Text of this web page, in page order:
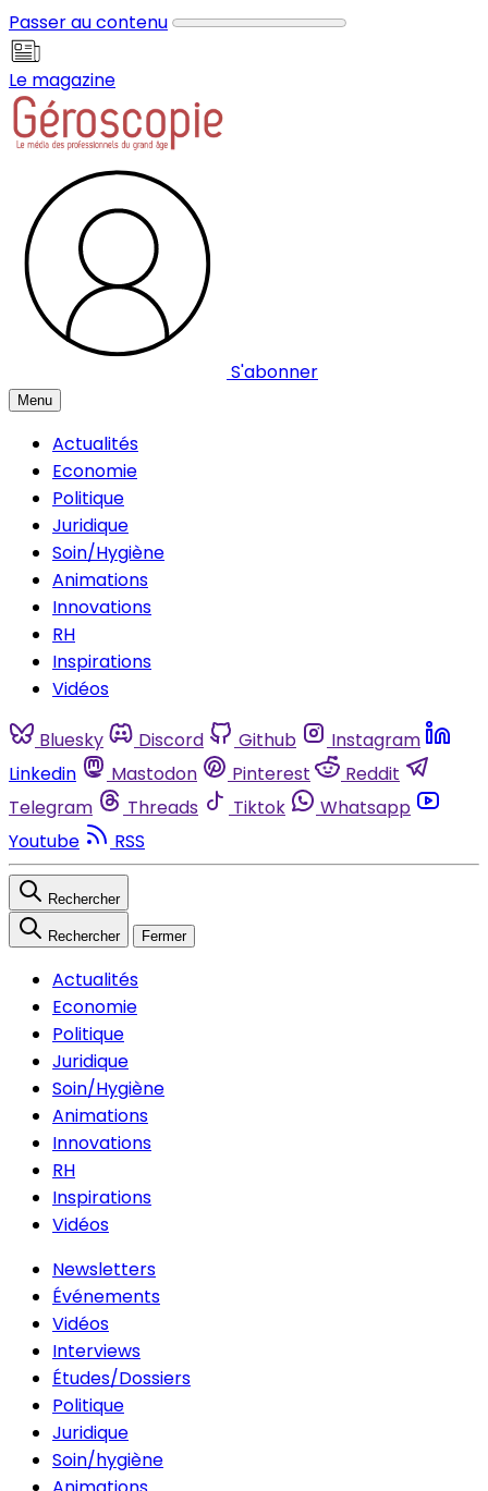
Passer au contenu
Le magazine
S'abonner
Menu
Actualités
Economie
Politique
Juridique
Soin/Hygiène
Animations
Innovations
RH
Inspirations
Vidéos
Bluesky Discord Github
Instagram
Linkedin
Mastodon Pinterest
Reddit
Telegram
Threads Tiktok
Whatsapp
Youtube
RSS
Rechercher
Rechercher Fermer
Actualités
Economie
Politique
Juridique
Soin/Hygiène
Animations
Innovations
RH
Inspirations
Vidéos
Newsletters
Événements
Vidéos
Interviews
Études/Dossiers
Politique
Juridique
Soin/hygiène
Panneau de gestion des cookies